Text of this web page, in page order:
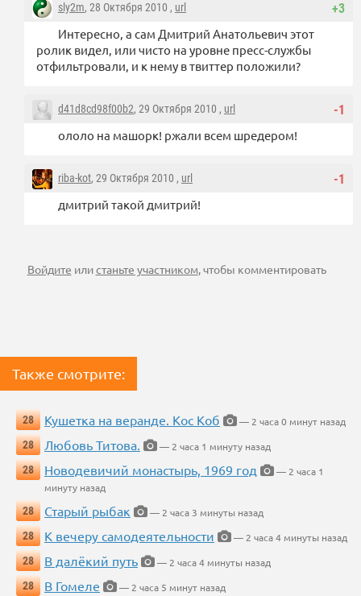
+3
sly2m, 28 Октября 2010 , url
Интересно, а сам Дмитрий Анатольевич этот
ролик видел, или чисто на уровне пресс-службы
отфильтровали, и к нему в твиттер положили?
-1
d41d8cd98f00b2, 29 Октября 2010 , url
ололо на машорк! ржали всем шредером!
-1
riba-kot, 29 Октября 2010 , url
дмитрий такой дмитрий!
Войдите илистаньте участником, чтобы комментировать
Также смотрите:
28 Кушетка на веранде. Кос Коб
— 2 часа 0 минут назад
28
Любовь Титова.
— 2 часа 1 минуту назад
28
Новодевичий монастырь, 1969 год
— 2 часа 1
минуту назад
28
Старый рыбак
— 2 часа 3 минуты назад
28
К вечеру самодеятельности
— 2 часа 4 минуты назад
28
В далёкий путь
— 2 часа 4 минуты назад
28
В Гомеле
— 2 часа 5 минут назад